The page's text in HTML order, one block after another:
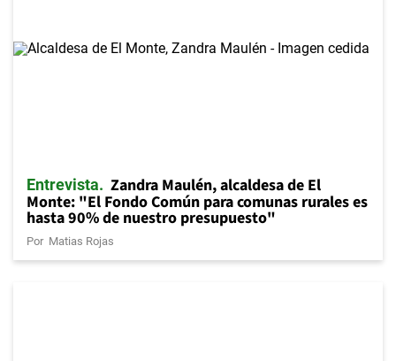
Entrevista Zandra Maulén, alcaldesa de El
Monte: "El Fondo Común para comunas rurales es
hasta 90% de nuestro presupuesto"
Por Matias Rojas